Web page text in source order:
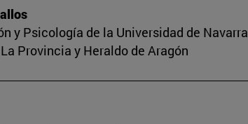
y Psicología de la Universidad de Navarra
Provincia y Heraldo de Aragón